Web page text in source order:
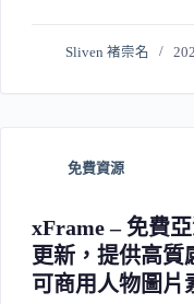
Sliven 褚崇名
免費資源
xFrame – 免費
更新，提供高質
可商用人物圖片